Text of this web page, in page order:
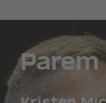
Parem